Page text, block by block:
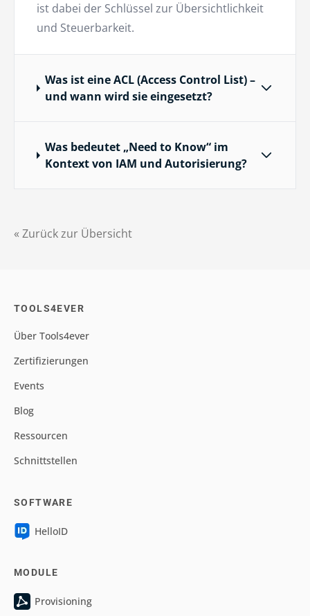
« Zurück zur Übersicht
ist dabei der Schlüssel zur Übersichtlichkeit
und Steuerbarkeit.
Was ist eine ACL (Access Control List) –
und wann wird sie eingesetzt?
Was bedeutet „Need to Know“ im
Kontext von IAM und Autorisierung?
TOOLS4EVER
Über Tools4ever
Zertifizierungen
Events
Blog
Ressourcen
Schnittstellen
SOFTWARE
HelloID
MODULE
Provisioning